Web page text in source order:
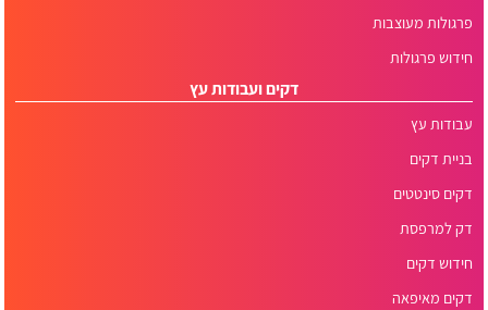
פרגולות מעוצבות
חידוש פרגולות
דקים ועבודות עץ
עבודות עץ
בניית דקים
דקים סינטטים
דק למרפסת
חידוש דקים
דקים מאיפאה